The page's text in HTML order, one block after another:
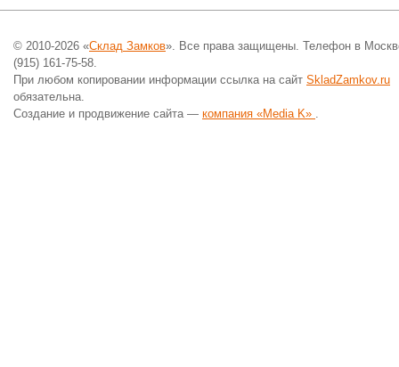
© 2010-2026 «Склад Замков». Все права защищены. Телефон в
(915) 161-75-58.
При любом копировании информации ссылка на сайт SkladZamkov.ru
обязательна.
Создание и продвижение сайта — компания «Media K» .